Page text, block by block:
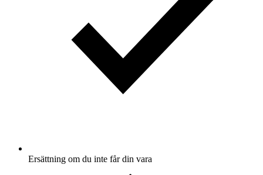
Ersättning om du inte får din vara